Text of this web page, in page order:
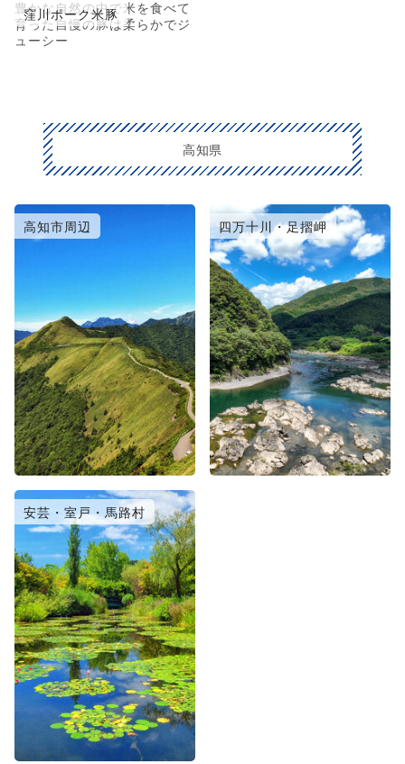
窪川ポーク米豚
豊かな自然の中で米を食べて
育った自慢の豚は柔らかでジ
ューシー
高知県
高知市周辺 四万十川・足摺岬
安芸・室戸・馬路村